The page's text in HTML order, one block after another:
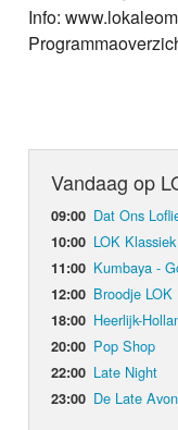
Info:
Vandaag op
09:00 Dat Ons
10:00 LOK Klassiek
11:00 Kumbaya -
12:00 Broodje LOK
18:00 Heerlijk-
20:00 Pop Shop
22:00 Late Night
23:00 De Late